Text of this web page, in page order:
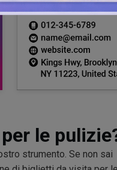
le
strumento. Se non sai